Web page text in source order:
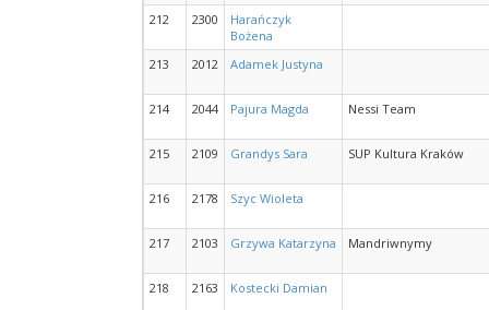
212 2300
Harańczyk
Bożena
213
2012 Adamek Justyna
214 2044 Pajura Magda Nessi Team
215 2109 Grandys Sara SUP Kultura Kraków
216 2178 Szyc Wioleta
217 2103 Grzywa Katarzyna Mandriwnymy
218 2163 Kostecki Damian